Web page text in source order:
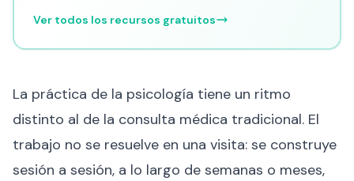
Ver todos los recursos gratuitos
La práctica de la psicología tiene un ritmo
distinto al de la consulta médica tradicional. El
trabajo no se resuelve en una visita: se construye
sesión a sesión, a lo largo de semanas o meses,